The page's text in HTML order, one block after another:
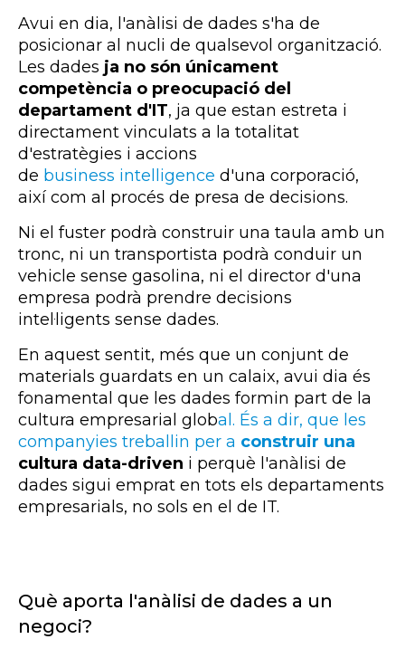
Avui en dia, l'anàlisi de dades s'ha de
posicionar al nucli de qualsevol organització.
Les dades ja no són únicament
competència o preocupació del
departament d'IT, ja que estan estreta i
directament vinculats a la totalitat
d'estratègies i accions
de business intelligence d'una corporació,
així com al procés de presa de decisions.
Ni el fuster podrà construir una taula amb un
tronc, ni un transportista podrà conduir un
vehicle sense gasolina, ni el director d'una
empresa podrà prendre decisions
intel·ligents sense dades.
En aquest sentit, més que un conjunt de
materials guardats en un calaix, avui dia és
fonamental que les dades formin part de la
cultura empresarial global. És a dir, que les
companyies treballin per a construir una
cultura data-driven i perquè l'anàlisi de
dades sigui emprat en tots els departaments
empresarials, no sols en el de IT.
Què aporta l'anàlisi de dades a un
negoci?